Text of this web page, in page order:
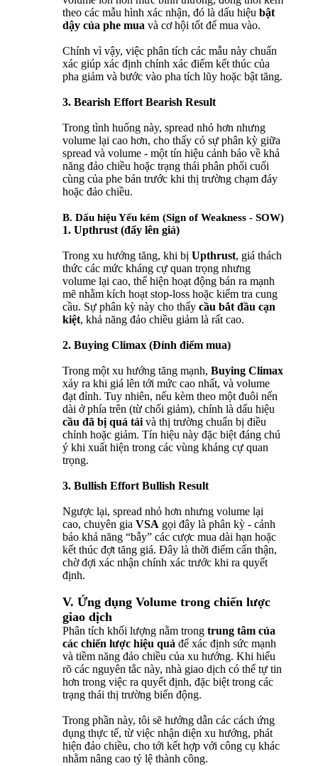
theo các mẫu hình xác nhận, đó là dấu hiệu bật
dậy của phe mua và cơ hội tốt để mua vào.
Chính vì vậy, việc phân tích các mẫu này chuẩn
xác giúp xác định chính xác điểm kết thúc của
pha giảm và bước vào pha tích lũy hoặc bật tăng.
3. Bearish Effort Bearish Result
Trong tình huống này, spread nhỏ hơn nhưng
volume lại cao hơn, cho thấy có sự phân kỳ giữa
spread và volume - một tín hiệu cảnh báo về khả
năng đảo chiều hoặc trạng thái phân phối cuối
cùng của phe bán trước khi thị trường chạm đáy
hoặc đảo chiều.
B. Dấu hiệu Yếu kém (Sign of Weakness - SOW)
1. Upthrust (đẩy lên giả)
Trong xu hướng tăng, khi bị Upthrust, giá thách
thức các mức kháng cự quan trọng nhưng
volume lại cao, thể hiện hoạt động bán ra mạnh
mẽ nhằm kích hoạt stop-loss hoặc kiểm tra cung
cầu. Sự phân kỳ này cho thấy cầu bắt đầu cạn
kiệt, khả năng đảo chiều giảm là rất cao.
2. Buying Climax (Đỉnh điểm mua)
Trong một xu hướng tăng mạnh, Buying Climax
xảy ra khi giá lên tới mức cao nhất, và volume
đạt đỉnh. Tuy nhiên, nếu kèm theo một đuôi nến
dài ở phía trên (từ chối giảm), chính là dấu hiệu
cầu đã bị quá tải và thị trường chuẩn bị điều
chỉnh hoặc giảm. Tín hiệu này đặc biệt đáng chú
ý khi xuất hiện trong các vùng kháng cự quan
trọng.
3. Bullish Effort Bullish Result
Ngược lại, spread nhỏ hơn nhưng volume lại
cao, chuyên gia VSA gọi đây là phân kỳ - cảnh
báo khả năng “bẫy” các cược mua dài hạn hoặc
kết thúc đợt tăng giá. Đây là thời điểm cẩn thận,
chờ đợi xác nhận chính xác trước khi ra quyết
định.
V. Ứng dụng Volume trong chiến lược
giao dịch
Phân tích khối lượng nằm trong trung tâm của
các chiến lược hiệu quả để xác định sức mạnh
và tiềm năng đảo chiều của xu hướng. Khi hiểu
rõ các nguyên tắc này, nhà giao dịch có thể tự tin
hơn trong việc ra quyết định, đặc biệt trong các
trạng thái thị trường biến động.
Trong phần này, tôi sẽ hướng dẫn các cách ứng
dụng thực tế, từ việc nhận diện xu hướng, phát
hiện đảo chiều, cho tới kết hợp với công cụ khác
nhằm nâng cao tỷ lệ thành công.